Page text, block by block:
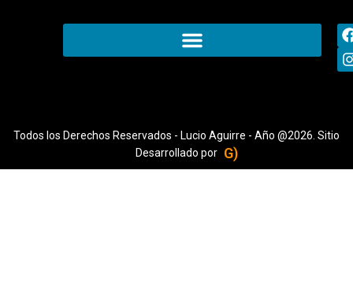
Todos los Derechos Reservados - Lucio Aguirre - Año @2026. Sitio
Desarrollado por G)